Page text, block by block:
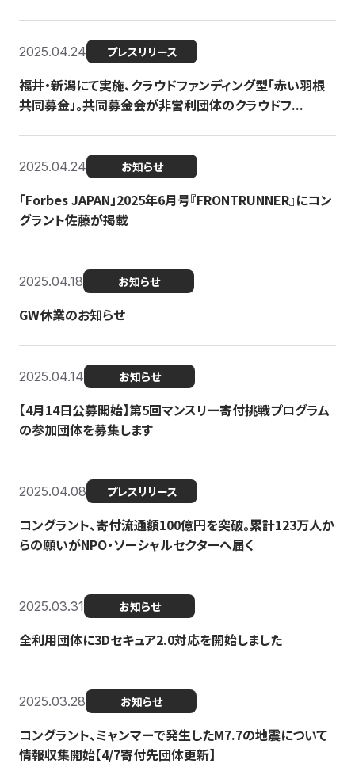
2025.04.24 プレスリリース
福井・新潟にて実施、クラウドファンディング型「赤い羽根
共同募金」。共同募金会が非営利団体のクラウドフ...
2025.04.24 お知らせ
「Forbes JAPAN」2025年6月号『FRONTRUNNER』にコン
グラント佐藤が掲載
2025.04.18 お知らせ
GW休業のお知らせ
2025.04.14 お知らせ
【4月14日公募開始】第5回マンスリー寄付挑戦プログラム
の参加団体を募集します
2025.04.08 プレスリリース
コングラント、寄付流通額100億円を突破。累計123万人か
らの願いがNPO・ソーシャルセクターへ届く
2025.03.31 お知らせ
全利用団体に3Dセキュア2.0対応を開始しました
2025.03.28 お知らせ
コングラント、ミャンマーで発生したM7.7の地震について
情報収集開始【4/7寄付先団体更新】